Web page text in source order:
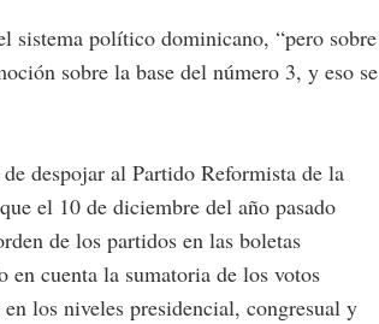
sistema político dominicano, “pero sobre
sobre la base del número 3, y eso se
despojar al Partido Reformista de la
el 10 de diciembre del año pasado
de los partidos en las boletas
en cuenta la sumatoria de los votos
los niveles presidencial, congresual y